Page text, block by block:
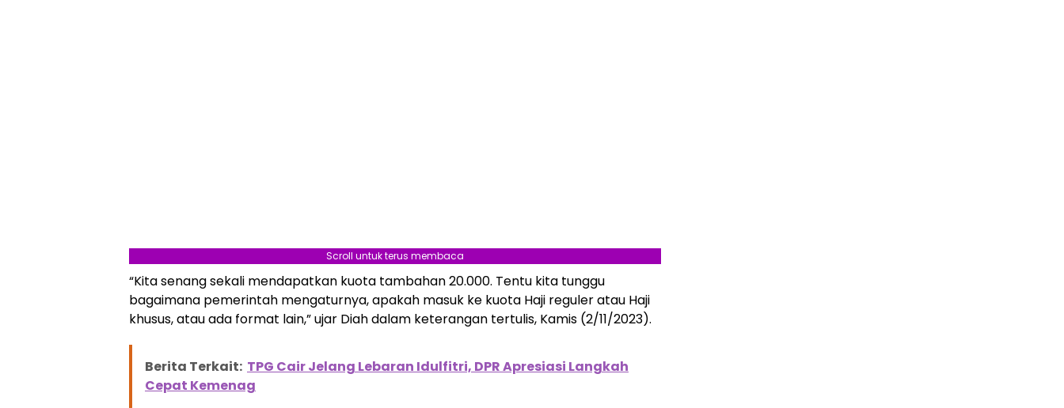
Scroll untuk terus membaca
“Kita senang sekali mendapatkan kuota tambahan 20.000. Tentu kita tunggu
bagaimana pemerintah mengaturnya, apakah masuk ke kuota Haji reguler atau Haji
khusus, atau ada format lain,” ujar Diah dalam keterangan tertulis, Kamis (2/11/2023).
Berita Terkait: TPG Cair Jelang Lebaran Idulfitri, DPR Apresiasi Langkah
Cepat Kemenag